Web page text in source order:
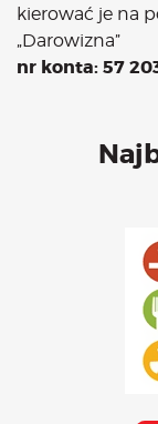
kierować je na
„Darowizna”
nr konta: 57